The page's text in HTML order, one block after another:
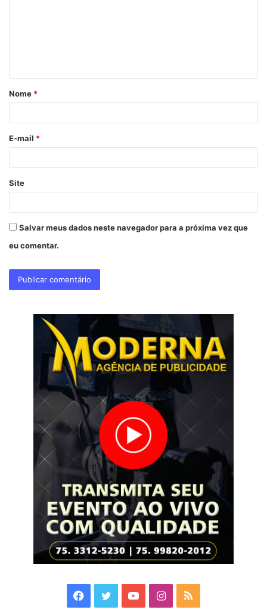
á
r
*
Nome *
E-mail *
Site
Salvar meus dados neste navegador para a próxima vez que
eu comentar.
Facebook
TwitterYouTubeInstagram
RSS